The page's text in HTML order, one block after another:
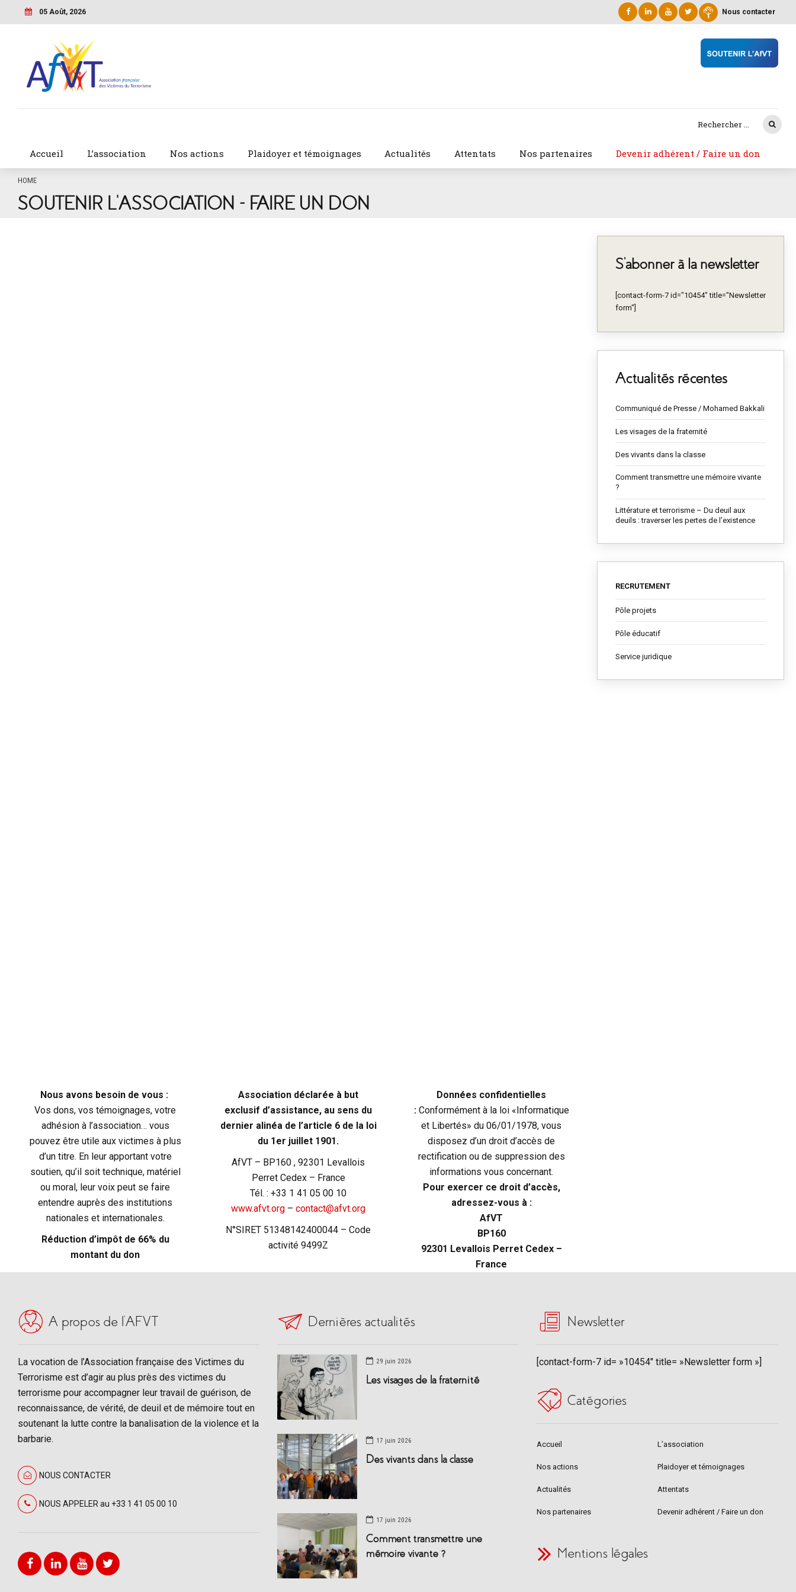
05 Août, 2026 Nous contacter
Accueil L’association Nos actions Plaidoyer et témoignages Actualités Attentats Nos partenaires Devenir adhérent / Faire un don
HOME
SOUTENIR L’ASSOCIATION – FAIRE UN DON
Nous avons besoin de vous :
Vos dons, vos témoignages, votre
adhésion à l’association… vous
pouvez être utile aux victimes à plus
d’un titre. En leur apportant votre
soutien, qu’il soit technique, matériel
ou moral, leur voix peut se faire
entendre auprès des institutions
nationales et internationales.
Réduction d’impôt de 66% du
montant du don
Association déclarée à but
exclusif d’assistance, au sens du
dernier alinéa de l’article 6 de la loi
du 1er juillet 1901.
AfVT – BP160 , 92301 Levallois
Perret Cedex – France
Tél. : +33 1 41 05 00 10
www.afvt.org –contact@afvt.org
N°SIRET 51348142400044 – Code
activité 9499Z
Données confidentielles
:Conformément à la loi «Informatique
et Libertés» du 06/01/1978, vous
disposez d’un droit d’accès de
rectification ou de suppression des
informations vous concernant.
Pour exercer ce droit d’accès,
adressez-vous à :
AfVT
BP160
92301 Levallois Perret Cedex –
France
S’abonner à la newsletter
[contact-form-7 id="10454" title="Newsletter
form"]
Actualités récentes
Communiqué de Presse / Mohamed Bakkali
Les visages de la fraternité
Des vivants dans la classe
Comment transmettre une mémoire vivante
?
Littérature et terrorisme – Du deuil aux
deuils : traverser les pertes de l’existence
RECRUTEMENT
Pôle projets
Pôle éducatif
Service juridique
A propos de l’AFVT
La vocation de l’Association française des Victimes du
Terrorisme est d’agir au plus près des victimes du
terrorisme pour accompagner leur travail de guérison, de
reconnaissance, de vérité, de deuil et de mémoire tout en
soutenant la lutte contre la banalisation de la violence et la
barbarie.
NOUS CONTACTER
NOUS APPELER au +33 1 41 05 00 10
Dernières actualités
29 juin 2026
Les visages de la fraternité
17 juin 2026
Des vivants dans la classe
17 juin 2026
Comment transmettre une
mémoire vivante ?
Newsletter
[contact-form-7 id= »10454″ title= »Newsletter form »]
Catégories
Accueil L’association
Nos actions Plaidoyer et témoignages
Actualités Attentats
Nos partenaires Devenir adhérent / Faire un don
Mentions légales